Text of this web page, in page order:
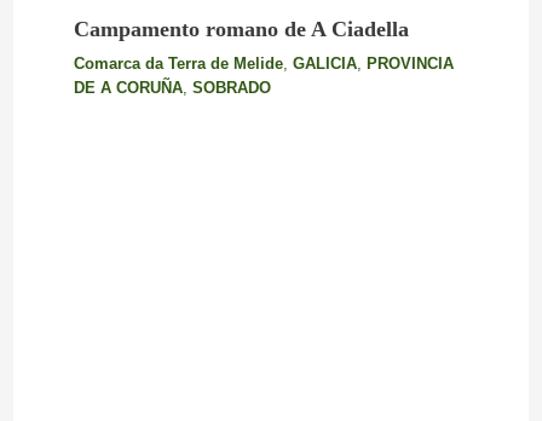
Campamento romano de A Ciadella
Comarca da Terra de Melide, GALICIA, PROVINCIA
DE A CORUÑA, SOBRADO